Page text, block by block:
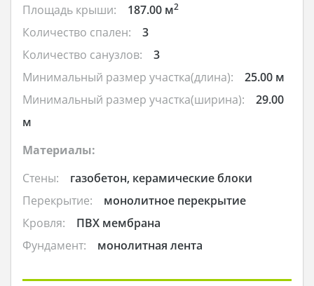
Площадь крыши:
187.00 м2
Количество спален:
3
Количество санузлов:
3
Минимальный размер участка(длина):
25.00 м
Минимальный размер участка(ширина):
29.00
м
Материалы:
Стены:
газобетон, керамические блоки
Перекрытие:
монолитное перекрытие
Кровля:
ПВХ мембрана
Фундамент:
монолитная лента